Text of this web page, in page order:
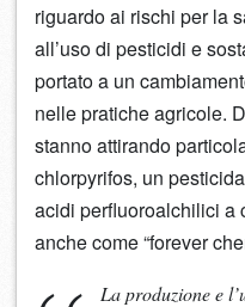
riguardo ai rischi per la
all’uso di pesticidi e
portato a un
nelle pratiche agricole.
stanno attirando
chlorpyrifos, un
acidi perfluoroalchilici a
anche come “forever
La produzione e